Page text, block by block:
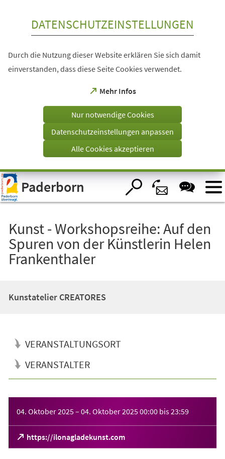
Visuelle
Assistenzsoftware
öffnen.
DATENSCHUTZEINSTELLUNGEN
Durch die Nutzung dieser Website erklären Sie sich damit
einverstanden, dass diese Seite Cookies verwendet.
Mehr Infos
(Öffnet
einem
Tab)
Nur notwendige Cookies
Datenschutzeinstellungen anpassen
Alle Cookies akzeptieren
Paderborn
Kunst - Workshopsreihe: Auf den
Spuren von der Künstlerin Helen
Frankenthaler
Kunstatelier CREATORES
VERANSTALTUNGSORT
VERANSTALTER
04. Oktober 2025– 04. Oktober 202500:00 bis23:59
https://ilonagladekunst.com
(Öffnet
in